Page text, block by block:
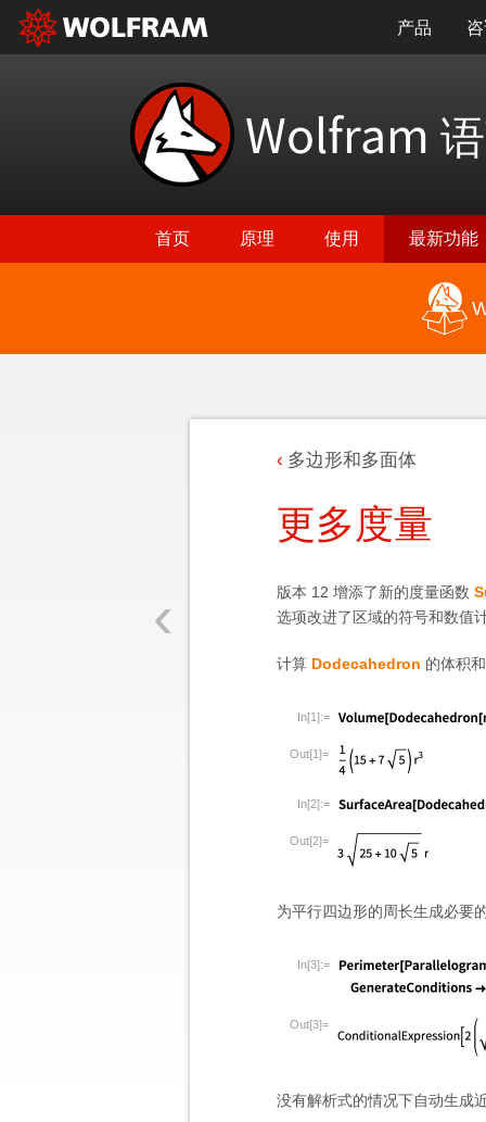
产品
Wolfram
首页 原理 使用 最新功能
‹
多边形和多面体
更多度量
版本 12 增添了新的度量函数
选项改进了区域的符号和数值
计算 Dodecahedron 的体积
In[1]:=
Out[1]=
In[2]:=
Out[2]=
为平行四边形的周长生成必要
In[3]:=
Out[3]=
没有解析式的情况下自动生成